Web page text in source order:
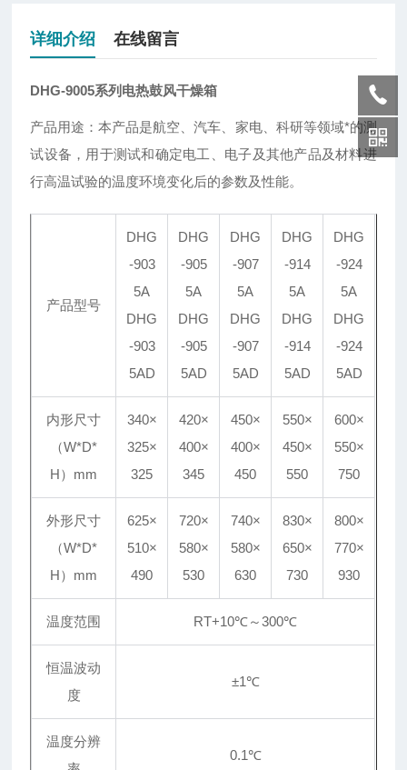
详细介绍 在线留言
DHG-9005系列电热鼓风干燥箱
产品用途：本产品是航空、汽车、家电、科研等领域*的测
试设备，用于测试和确定电工、电子及其他产品及材料进
行高温试验的温度环境变化后的参数及性能。
产品型号
DHG
-903
5A
DHG
-903
5AD
DHG
-905
5A
DHG
-905
5AD
DHG
-907
5A
DHG
-907
5AD
DHG
-914
5A
DHG
-914
5AD
DHG
-924
5A
DHG
-924
5AD
内形尺寸
（W*D*
H）mm
340×
325×
325
420×
400×
345
450×
400×
450
550×
450×
550
600×
550×
750
外形尺寸
（W*D*
H）mm
625×
510×
490
720×
580×
530
740×
580×
630
830×
650×
730
800×
770×
930
温度范围 RT+10℃～300℃
恒温波动
度
±1℃
温度分辨
0.1℃